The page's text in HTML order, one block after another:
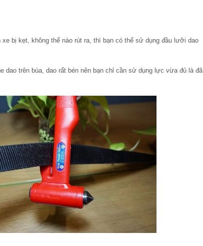
bị kẹt, không thể nào rút ra, thì bạn có thể sử dụng đầu lưỡi dao
dao trên búa, dao rất bén nên bạn chỉ cần sử dụng lực vừa đủ là đã